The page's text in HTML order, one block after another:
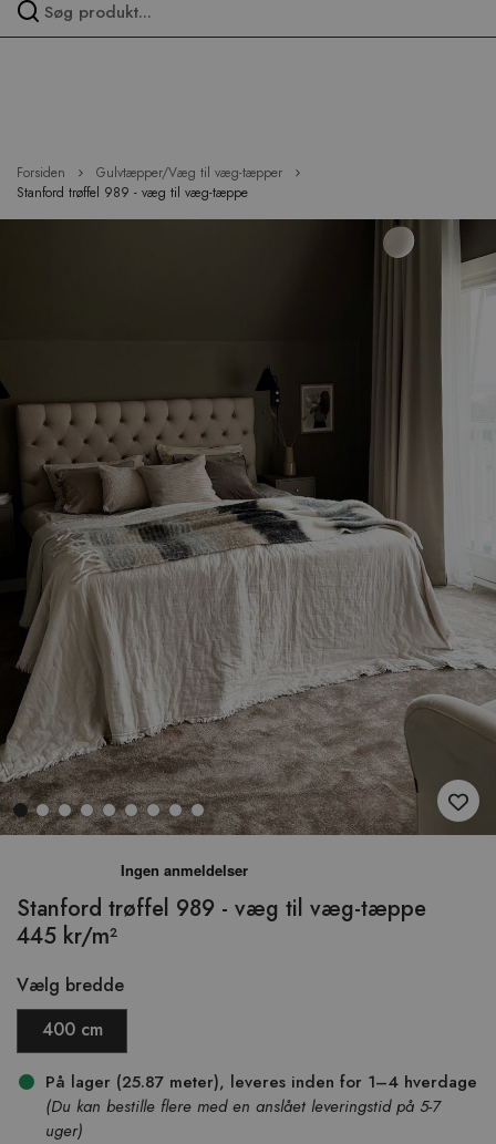
Forsiden
Gulvtæpper/Væg til væg-tæpper
Stanford trøffel 989 - væg til væg-tæppe
Stanford trøffel 989 - væg til væg-tæppe
445 kr/m²
Vælg bredde
400 cm
På lager (25.87 meter), leveres inden for 1–4 hverdage
(Du kan bestille flere med en anslået leveringstid på 5-7
uger)
begyndelsen
af
billedgalleriet